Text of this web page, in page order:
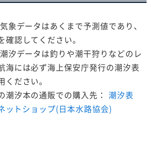
象データはあくまで予測値であり、
認してください。
汐データは釣りや潮干狩りなどのレ
海には必ず海上保安庁発行の潮汐表
ださい。
潮汐本の通販での購入先：潮汐表
ットショップ(日本水路協会)